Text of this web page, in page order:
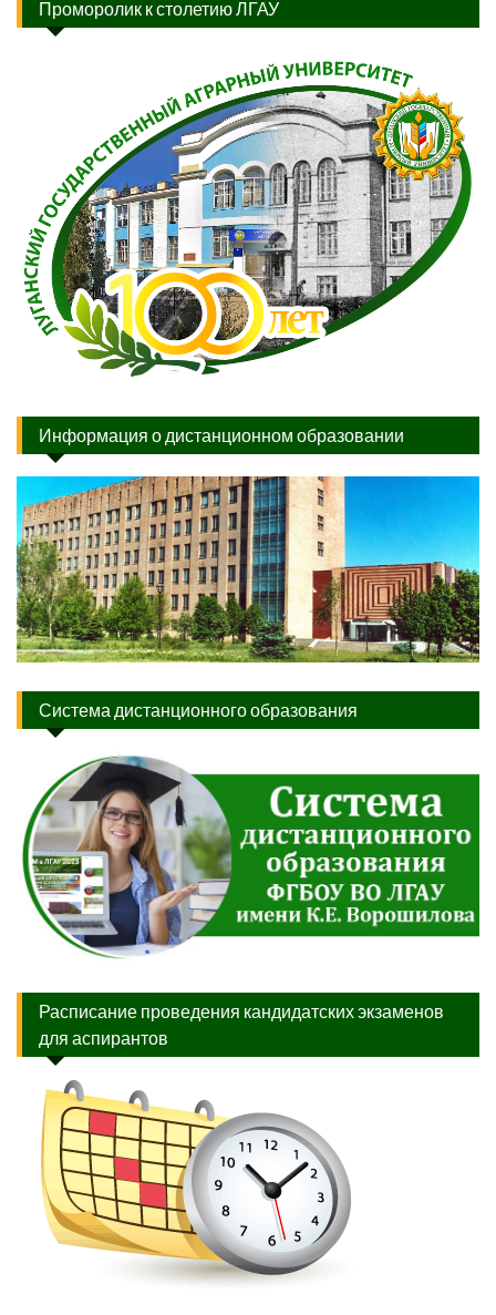
Проморолик к столетию ЛГАУ
Информация о дистанционном образовании
Система дистанционного образования
Расписание проведения кандидатских экзаменов
для аспирантов